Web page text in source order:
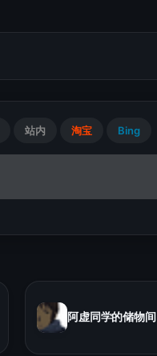
站内 淘宝 Bing
阿虚同学的储物间